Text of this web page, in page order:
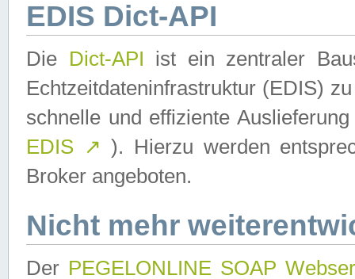
EDIS Dict-API
Die Dict-API ist ein zentraler
Echtzeitdateninfrastruktur (EDIS)
schnelle und effiziente
EDIS ↗ ). Hierzu werden
Broker angeboten.
Nicht mehr
Der PEGELONLINE SOAP